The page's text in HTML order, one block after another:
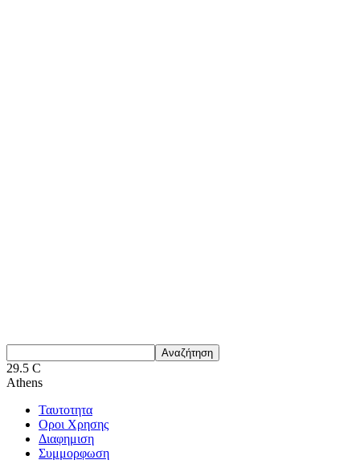
29.5 C
Athens
Ταυτοτητα
Οροι Χρησης
Διαφημιση
Συμμορφωση